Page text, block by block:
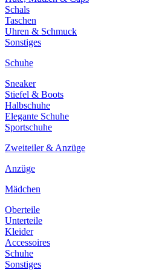
Schals
Taschen
Uhren & Schmuck
Sonstiges
Schuhe
Sneaker
Stiefel & Boots
Halbschuhe
Elegante Schuhe
Sportschuhe
Zweiteiler & Anzüge
Anzüge
Mädchen
Oberteile
Unterteile
Kleider
Accessoires
Schuhe
Sonstiges